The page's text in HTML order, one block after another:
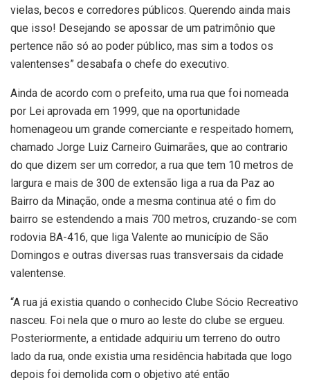
vielas, becos e corredores públicos. Querendo ainda mais
que isso! Desejando se apossar de um patrimônio que
pertence não só ao poder público, mas sim a todos os
valentenses” desabafa o chefe do executivo.
Ainda de acordo com o prefeito, uma rua que foi nomeada
por Lei aprovada em 1999, que na oportunidade
homenageou um grande comerciante e respeitado homem,
chamado Jorge Luiz Carneiro Guimarães, que ao contrario
do que dizem ser um corredor, a rua que tem 10 metros de
largura e mais de 300 de extensão liga a rua da Paz ao
Bairro da Minação, onde a mesma continua até o fim do
bairro se estendendo a mais 700 metros, cruzando-se com
rodovia BA-416, que liga Valente ao município de São
Domingos e outras diversas ruas transversais da cidade
valentense.
“A rua já existia quando o conhecido Clube Sócio Recreativo
nasceu. Foi nela que o muro ao leste do clube se ergueu.
Posteriormente, a entidade adquiriu um terreno do outro
lado da rua, onde existia uma residência habitada que logo
depois foi demolida com o objetivo até então